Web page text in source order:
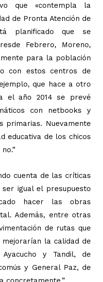
que «contempla la
de Pronta Atención de
planificado que se
Febrero, Moreno,
para la población
con estos centros de
que hace a otro
el año 2014 se prevé
con netbooks y
primarias. Nuevamente
educativa de los chicos
cuenta de las críticas
ser igual el presupuesto
hacer las obras
Además, entre otras
de rutas que
la calidad de
y Tandil, de
y General Paz, de